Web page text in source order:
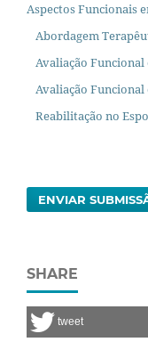
Aspectos Funcionais
Abordagem
Avaliação
Avaliação Funcional
Reabilitação no
ENVIAR
SHARE
tweet